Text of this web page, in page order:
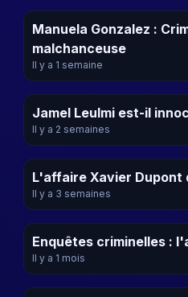
Manuela Gonzalez :
malchanceuse
Il y a 1 semaine
Jamel Leulmi est-il
Il y a 2 semaines
L'affaire Xavier Dupont
Il y a 3 semaines
Enquêtes criminelles :
Il y a 1 mois